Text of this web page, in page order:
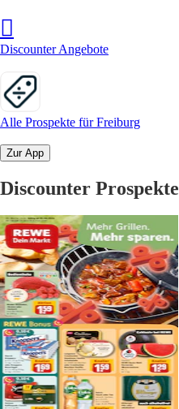
Discounter Angebote
Alle Prospekte für Freiburg
Zur App
Discounter Prospekte